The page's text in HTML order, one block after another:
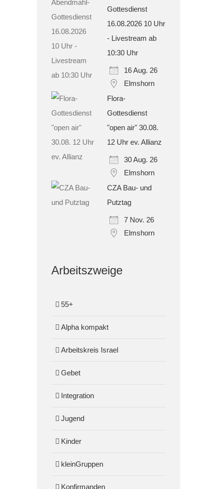
Gottesdienst
16.08.2026 10 Uhr
- Livestream ab
10:30 Uhr
16 Aug. 26
Elmshorn
Flora-
Gottesdienst
"open air" 30.08.
12 Uhr ev. Allianz
30 Aug. 26
Elmshorn
CZA Bau- und
Putztag
7 Nov. 26
Elmshorn
Arbeitszweige
55+
Alpha kompakt
Arbeitskreis Israel
Gebet
Integration
Jugend
Kinder
kleinGruppen
Konfirmanden